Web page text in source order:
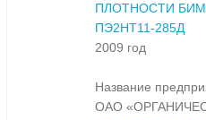
ПЛОТНОСТИ
ПЭ2НТ11-285Д
2009 год
Название
ОАО